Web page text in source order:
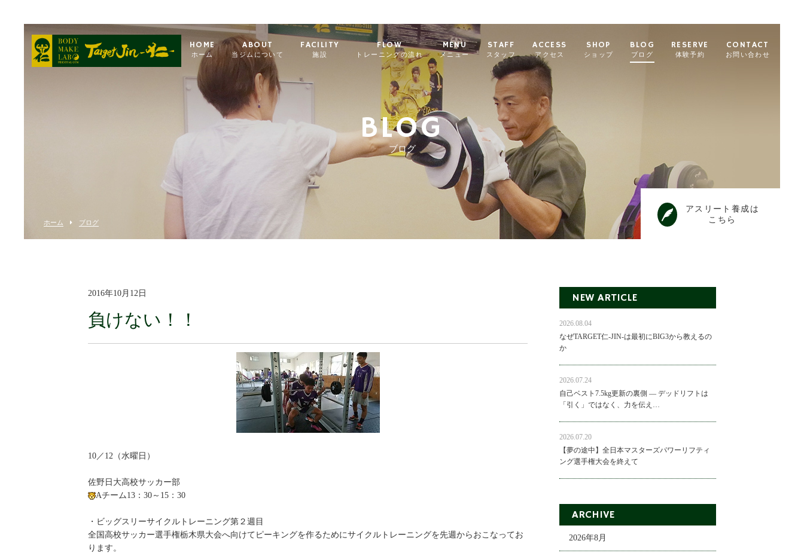
HOME
ホーム
ABOUT
当ジムについて
FACILITY
施設
FLOW
トレーニングの流れ
MENU
メニュー
STAFF
スタッフ
ACCESS
アクセス
SHOP
ショップ
BLOG
ブログ
RESERVE
体験予約
CONTACT
お問い合わせ
BLOG
ブログ
ホーム ブログ
アスリート養成は
こちら
2016年10月12日
負けない！！
10／12（水曜日）
佐野日大高校サッカー部
Aチーム13：30～15：30
・ビッグスリーサイクルトレーニング第２週目
全国高校サッカー選手権栃木県大会へ向けてピーキングを作るためにサイクルトレーニングを先週からおこなってお
ります。
NEW ARTICLE
2026.08.04
なぜTARGET仁-JIN-は最初にBIG3から教えるの
か
2026.07.24
自己ベスト7.5kg更新の裏側 ― デッドリフトは
「引く」ではなく、力を伝え…
2026.07.20
【夢の途中】全日本マスターズパワーリフティ
ング選手権大会を終えて
ARCHIVE
2026年8月